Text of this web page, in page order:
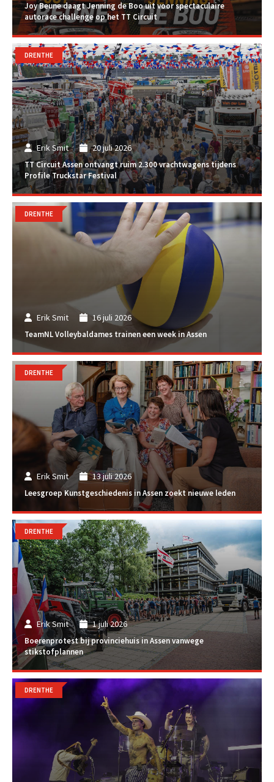
Joy Beune daagt Jenning de Boo uit voor spectaculaire
autorace challenge op het TT Circuit
Erik Smit 20 juli 2026
TT Circuit Assen ontvangt ruim 2.300 vrachtwagens tijdens
Profile Truckstar Festival
DRENTHE
Erik Smit 16 juli 2026
TeamNL Volleybaldames trainen een week in Assen
DRENTHE
Erik Smit 13 juli 2026
Leesgroep Kunstgeschiedenis in Assen zoekt nieuwe leden
DRENTHE
Erik Smit 1 juli 2026
Boerenprotest bij provinciehuis in Assen vanwege
stikstofplannen
DRENTHE
DRENTHE